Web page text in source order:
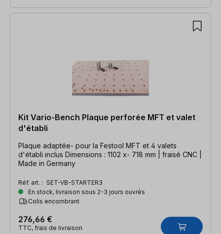
Kit Vario-Bench Plaque perforée MFT et valet
d'établi
Plaque adaptée- pour la Festool MFT et 4 valets
d'établi inclus Dimensions : 1102 x- 718 mm | fraisé CNC |
Made in Germany
Réf. art. : SET-VB-STARTER3
En stock, livraison sous 2-3 jours ouvrés
Colis encombrant
276,66 €
TTC, frais de livraison